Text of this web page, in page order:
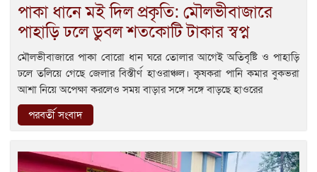
পাকা ধানে মই দিল প্রকৃতি: মৌলভীবাজারে
পাহাড়ি ঢলে ডুবল শতকোটি টাকার স্বপ্ন
মৌলভীবাজারে পাকা বোরো ধান ঘরে তোলার আগেই অতিবৃষ্টি ও পাহাড়ি
ঢলে তলিয়ে গেছে জেলার বিস্তীর্ণ হাওরাঞ্চল। কৃষকরা পানি কমার বুকভরা
আশা নিয়ে অপেক্ষা করলেও সময় বাড়ার সঙ্গে সঙ্গে বাড়ছে হাওরের
পরবর্তী সংবাদ